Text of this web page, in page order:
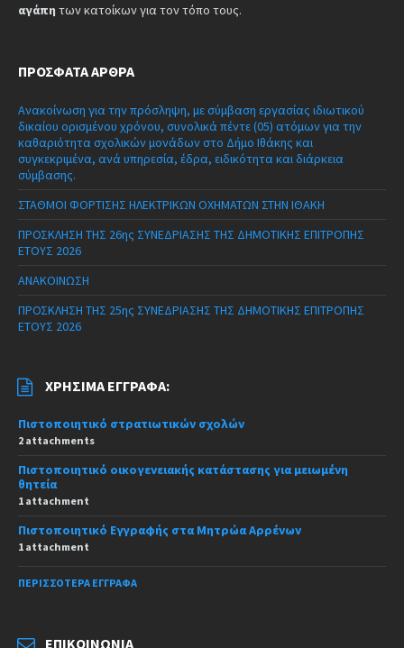
αγάπη των κατοίκων για τον τόπο τους.
ΠΡΌΣΦΑΤΑ ΆΡΘΡΑ
Ανακοίνωση για την πρόσληψη, με σύμβαση εργασίας ιδιωτικού
δικαίου ορισμένου χρόνου, συνολικά πέντε (05) ατόμων για την
καθαριότητα σχολικών μονάδων στο Δήμο Ιθάκης και
συγκεκριμένα, ανά υπηρεσία, έδρα, ειδικότητα και διάρκεια
σύμβασης.
ΣΤΑΘΜΟΙ ΦΟΡΤΙΣΗΣ ΗΛΕΚΤΡΙΚΩΝ ΟΧΗΜΑΤΩΝ ΣΤΗΝ ΙΘΑΚΗ
ΠΡΟΣΚΛΗΣΗ ΤΗΣ 26ης ΣΥΝΕΔΡΙΑΣΗΣ ΤΗΣ ΔΗΜΟΤΙΚΗΣ ΕΠΙΤΡΟΠΗΣ
ΕΤΟΥΣ 2026
ΑΝΑΚΟΙΝΩΣΗ
ΠΡΟΣΚΛΗΣΗ ΤΗΣ 25ης ΣΥΝΕΔΡΙΑΣΗΣ ΤΗΣ ΔΗΜΟΤΙΚΗΣ ΕΠΙΤΡΟΠΗΣ
ΕΤΟΥΣ 2026
ΧΡΉΣΙΜΑ ΈΓΓΡΑΦΑ:
Πιστοποιητικό στρατιωτικών σχολών
2 attachments
Πιστοποιητικό οικογενειακής κατάστασης για μειωμένη
θητεία
1 attachment
Πιστοποιητικό Εγγραφής στα Μητρώα Αρρένων
1 attachment
ΠΕΡΙΣΣΌΤΕΡΑ ΈΓΓΡΑΦΑ
ΕΠΙΚΟΙΝΩΝΊΑ